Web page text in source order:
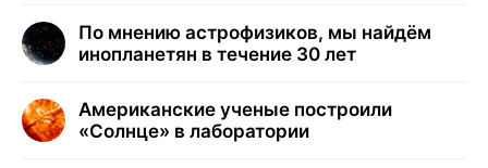
По мнению астрофизиков, мы найдём
инопланетян в течение 30 лет
Американские ученые построили
«Солнце» в лаборатории